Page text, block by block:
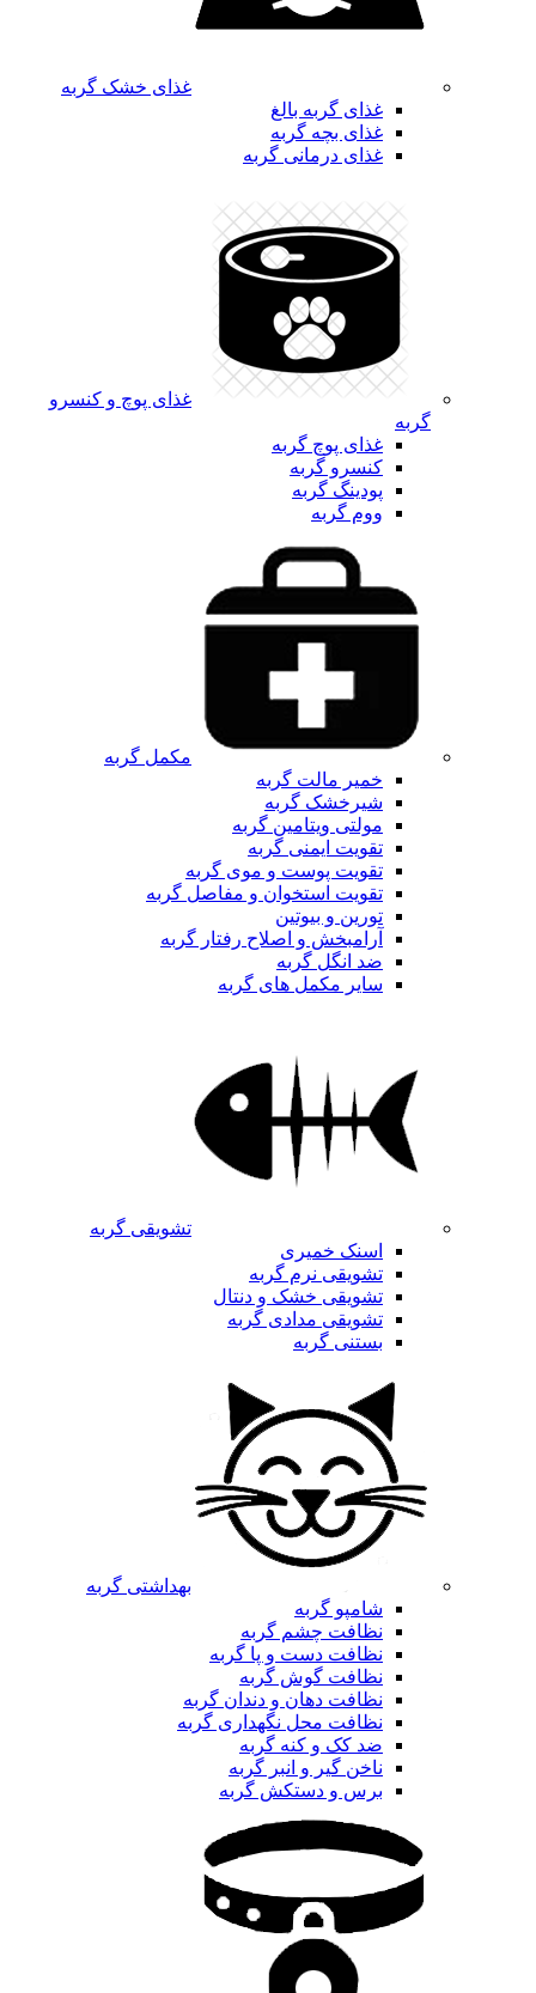
غذای خشک گربه
غذای گربه بالغ
غذای بچه گربه
غذای درمانی گربه
غذای پوچ و کنسرو
گربه
غذای پوچ گربه
کنسرو گربه
پودینگ گربه
ووم گربه
مکمل گربه
خمیر مالت گربه
شیرخشک گربه
مولتی ویتامین گربه
تقویت ایمنی گربه
تقویت پوست و موی گربه
تقویت استخوان و مفاصل گربه
تورین و بیوتین
آرامبخش و اصلاح رفتار گربه
ضد انگل گربه
سایر مکمل های گربه
تشویقی گربه
اسنک خمیری
تشویقی نرم گربه
تشویقی خشک و دنتال
تشویقی مدادی گربه
بستنی گربه
بهداشتی گربه
شامپو گربه
نظافت چشم گربه
نظافت دست و پا گربه
نظافت گوش گربه
نظافت دهان و دندان گربه
نظافت محل نگهداری گربه
ضد کک و کنه گربه
ناخن گیر و انبر گربه
برس و دستکش گربه